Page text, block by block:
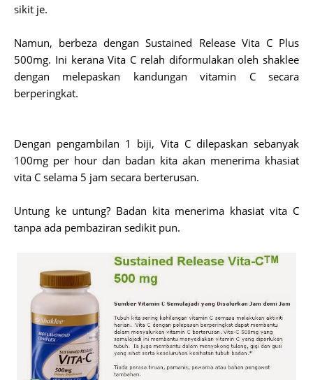
sikit je.
Namun, berbeza dengan Sustained Release Vita C Plus
500mg. Ini kerana Vita C relah diformulakan oleh shaklee
dengan melepaskan kandungan vitamin C secara
berperingkat.
Dengan pengambilan 1 biji, Vita C dilepaskan sebanyak
100mg per hour dan badan kita akan menerima khasiat
vita C selama 5 jam secara berterusan.
Untung ke untung? Badan kita menerima khasiat vita C
tanpa ada pembaziran sedikit pun.